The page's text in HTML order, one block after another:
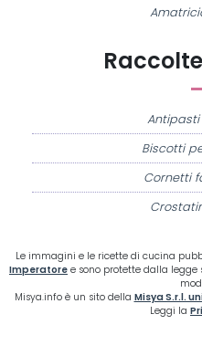
Biscotti
Cornetti
Le immagini e le ricette di cucina
Imperatore e sono protette dalla legge
Misya.info è un sito della Misya S.r.l.
Leggi la